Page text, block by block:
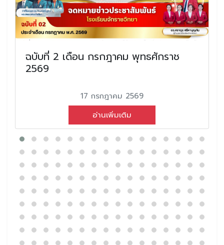
ฉบับที่ 2 เดือน กรกฎาคม พุทธศักราช
2569
17 กรกฎาคม 2569
อ่านเพิ่มเติม